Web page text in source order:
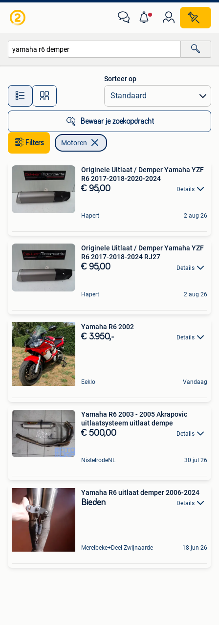
Alle afstanden…
Sorteer op
Bewaar je zoekopdracht
Filters Motoren
Originele Uitlaat / Demper Yamaha YZF
R6 2017-2018-2020-2024
€ 95,00 Details
Hapert 2 aug 26
Originele Uitlaat / Demper Yamaha YZF
R6 2017-2018-2024 RJ27
€ 95,00 Details
Hapert 2 aug 26
Yamaha R6 2002
€ 3.950,- Details
Eeklo Vandaag
Yamaha R6 2003 - 2005 Akrapovic
uitlaatsysteem uitlaat dempe
€ 500,00 Details
NistelrodeNL 30 jul 26
Yamaha R6 uitlaat demper 2006-2024
Bieden Details
Merelbeke+Deel Zwijnaarde 18 jun 26